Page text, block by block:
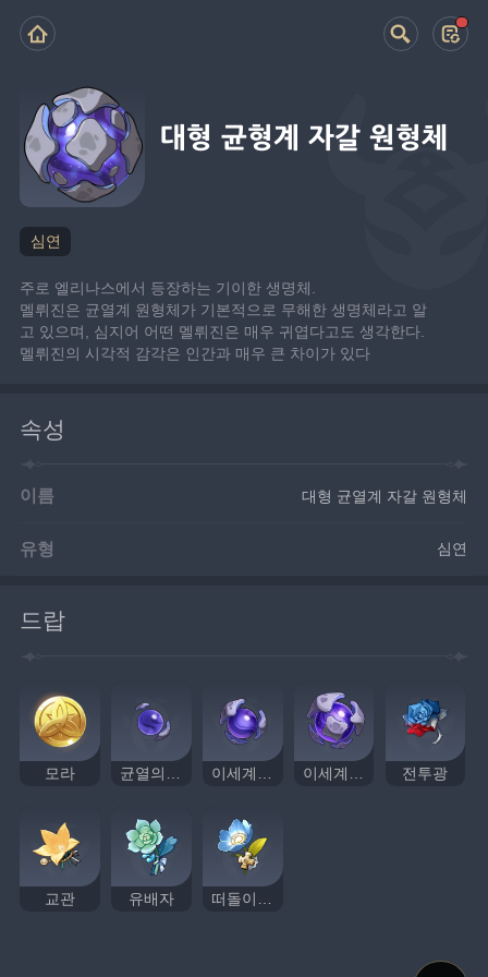
대형 균형계 자갈 원형체
심연
주로 엘리나스에서 등장하는 기이한 생명체.
멜뤼진은 균열계 원형체가 기본적으로 무해한 생명체라고 알
고 있으며, 심지어 어떤 멜뤼진은 매우 귀엽다고도 생각한다.
멜뤼진의 시각적 감각은 인간과 매우 큰 차이가 있다
속성
이름 대형 균열계 자갈 원형체
유형 심연
드랍
모라 균열의 코어 이세계의 시냅스 이세계 생명체의 코어 전투광
교관 유배자